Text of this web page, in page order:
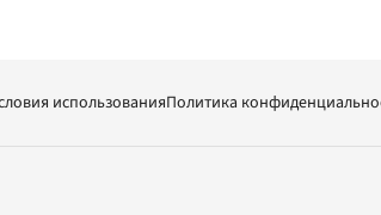
использованияПолитика